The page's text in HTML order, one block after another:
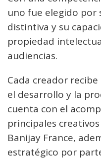
uno fue elegido por
distintiva y su
propiedad
audiencias.
Cada creador
el desarrollo y la
cuenta con el
principales
Banijay France,
estratégico por